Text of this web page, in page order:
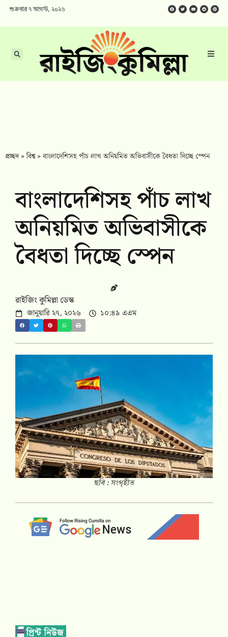
শুক্রবার ৭ আগস্ট, ২০২৬
প্রচ্ছদ»বিশ্ব»বাংলাদেশিসহ পাঁচ লাখ অনিয়মিত অভিবাসীকে বৈধতা দিচ্ছে স্পেন
বাংলাদেশিসহ পাঁচ লাখ
অনিয়মিত অভিবাসীকে
বৈধতা দিচ্ছে স্পেন
রাইজিং কুমিল্লা ডেস্ক
জানুয়ারি ২৭, ২০২৬ ১০:৪৯ এএম
ছবি : সংগৃহীত